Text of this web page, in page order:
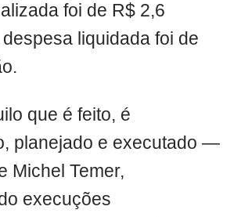
foi de R$ 2,6
liquidada foi de
que é feito, é
planejado e executado —
Michel Temer,
execuções